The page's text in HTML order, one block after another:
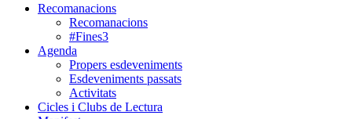
Recomanacions
Recomanacions
#Fines3
Agenda
Propers esdeveniments
Esdeveniments passats
Activitats
Cicles i Clubs de Lectura